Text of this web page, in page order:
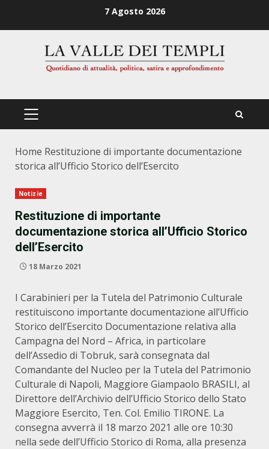
7 Agosto 2026
PRIMÄRES
Home Restituzione di importante documentazione
storica all’Ufficio Storico dell’Esercito
Notizie
Restituzione di importante
documentazione storica all’Ufficio Storico
dell’Esercito
18 Marzo 2021
I Carabinieri per la Tutela del Patrimonio Culturale
restituiscono importante documentazione all’Ufficio
Storico dell’Esercito Documentazione relativa alla
Campagna del Nord – Africa, in particolare
dell’Assedio di Tobruk, sarà consegnata dal
Comandante del Nucleo per la Tutela del Patrimonio
Culturale di Napoli, Maggiore Giampaolo BRASILI, al
Direttore dell’Archivio dell’Ufficio Storico dello Stato
Maggiore Esercito, Ten. Col. Emilio TIRONE. La
consegna avverrà il 18 marzo 2021 alle ore 10:30
nella sede dell’Ufficio Storico di Roma, alla presenza